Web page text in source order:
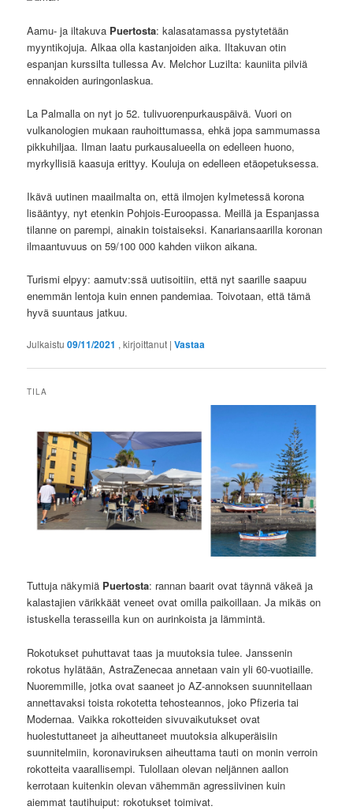
Aamu- ja iltakuva Puertosta: kalasatamassa pystytetään
myyntikojuja. Alkaa olla kastanjoiden aika. Iltakuvan otin
espanjan kurssilta tullessa Av. Melchor Luzilta: kauniita pilviä
ennakoiden auringonlaskua.
La Palmalla on nyt jo 52. tulivuorenpurkauspäivä. Vuori on
vulkanologien mukaan rauhoittumassa, ehkä jopa sammumassa
pikkuhiljaa. Ilman laatu purkausalueella on edelleen huono,
myrkyllisiä kaasuja erittyy. Kouluja on edelleen etäopetuksessa.
Ikävä uutinen maailmalta on, että ilmojen kylmetessä korona
lisääntyy, nyt etenkin Pohjois-Euroopassa. Meillä ja Espanjassa
tilanne on parempi, ainakin toistaiseksi. Kanariansaarilla koronan
ilmaantuvuus on 59/100 000 kahden viikon aikana.
Turismi elpyy: aamutv:ssä uutisoitiin, että nyt saarille saapuu
enemmän lentoja kuin ennen pandemiaa. Toivotaan, että tämä
hyvä suuntaus jatkuu.
Julkaistu09/11/2021 , kirjoittanut |Vastaa
TILA
Tuttuja näkymiä Puertosta: rannan baarit ovat täynnä väkeä ja
kalastajien värikkäät veneet ovat omilla paikoillaan. Ja mikäs on
istuskella terasseilla kun on aurinkoista ja lämmintä.
Rokotukset puhuttavat taas ja muutoksia tulee. Janssenin
rokotus hylätään, AstraZenecaa annetaan vain yli 60-vuotiaille.
Nuoremmille, jotka ovat saaneet jo AZ-annoksen suunnitellaan
annettavaksi toista rokotetta tehosteannos, joko Pfizeria tai
Modernaa. Vaikka rokotteiden sivuvaikutukset ovat
huolestuttaneet ja aiheuttaneet muutoksia alkuperäisiin
suunnitelmiin, koronaviruksen aiheuttama tauti on monin verroin
rokotteita vaarallisempi. Tulollaan olevan neljännen aallon
kerrotaan kuitenkin olevan vähemmän agressiivinen kuin
aiemmat tautihuiput: rokotukset toimivat.